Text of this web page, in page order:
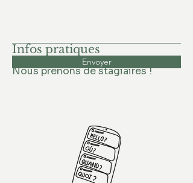
Envoyer
Infos pratiques
Nous prenons de stagiaires !